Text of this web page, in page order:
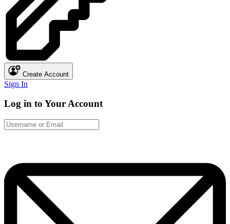
Create Account
Sign In
Log in to Your Account